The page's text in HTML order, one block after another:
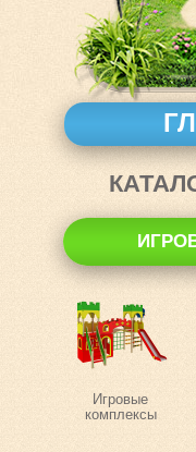
Игровые
комплексы